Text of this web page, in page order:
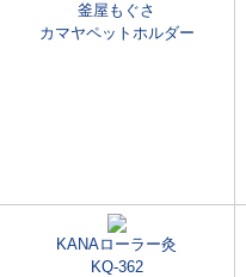
釜屋もぐさ
カマヤペットホルダー
KANAローラー灸
KQ-362